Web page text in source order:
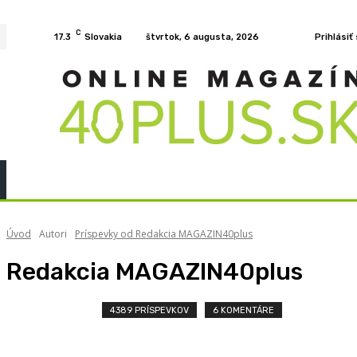
17.3 C Slovakia štvrtok, 6 augusta, 2026 Prihlásiť
Úvod Autori Príspevky od Redakcia MAGAZIN40plus
Redakcia MAGAZIN40plus
4389 PRÍSPEVKOV 6 KOMENTÁRE